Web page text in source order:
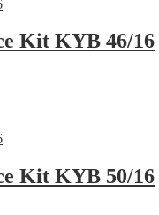
Kit KYB 46/16
Kit KYB 50/16